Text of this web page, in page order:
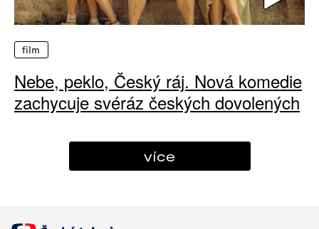
film
Nebe, peklo, Český ráj. Nová komedie
zachycuje svéráz českých dovolených
více